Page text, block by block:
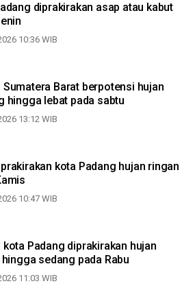
diprakirakan asap atau kabut
10:36 WIB
Sumatera Barat berpotensi hujan
hingga lebat pada sabtu
13:12 WIB
prakirakan kota Padang hujan ringan
10:47 WIB
kota Padang diprakirakan hujan
sedang pada Rabu
11:03 WIB